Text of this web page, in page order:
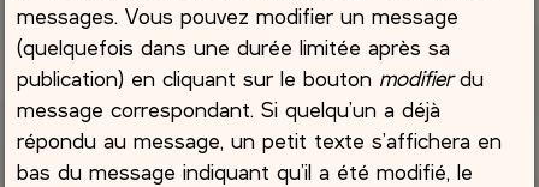
messages. Vous pouvez modifier un message
(quelquefois dans une durée limitée après sa
publication) en cliquant sur le bouton modifierdu
message correspondant. Si quelqu’un a déjà
répondu au message, un petit texte s’affichera en
bas du message indiquant qu’il a été modifié, le